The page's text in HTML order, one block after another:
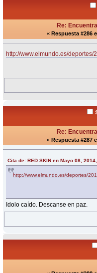
Re:
« Respuesta #286
http://www.elmundo.es/
Re:
« Respuesta #287
Cita de: RED SKIN en Mayo 08,
http://www.elmundo.es/deportes/
Idolo caído. Descanse en paz.